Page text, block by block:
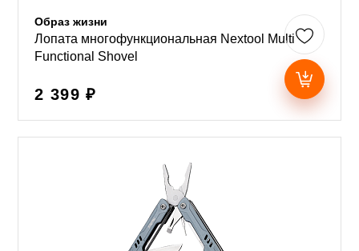
Образ жизни
Лопата многофункциональная Nextool Multi
Functional Shovel
2 399 ₽